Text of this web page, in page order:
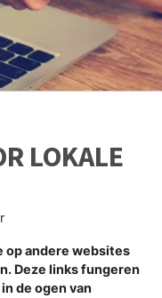
LOKALE
op andere websites
Deze links fungeren
de ogen van